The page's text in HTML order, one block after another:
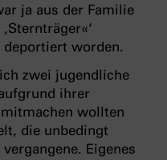
ja aus der Familie
worden.
zwei jugendliche
ihrer
wollten
die unbedingt
Eigenes